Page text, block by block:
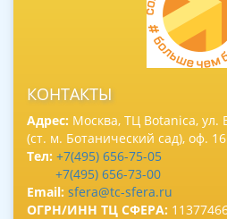
КОНТАКТЫ
Адрес: Москва, ТЦ Botanica, ул.
(ст. м. Ботанический сад), оф.
Тел: +7(495) 656-75-05
+7(495) 656-73-00
Email: sfera@tc-sfera.ru
ОГРН/ИНН ТЦ СФЕРА: